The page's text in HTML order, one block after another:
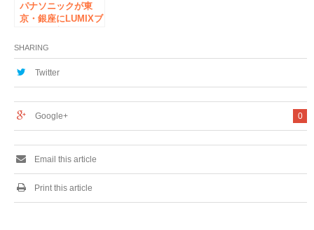
パナソニックが東
京・銀座にLUMIXブ
拠点「LUMIX
GINZA TOKYO」を
オープン
SHARING
Twitter
0
Google+
Email this article
Print this article